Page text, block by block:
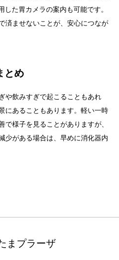
た胃カメラの案内も可能です。
済ませないことが、安心につなが
とめ
や飲みすぎで起こることもあれ
にあることもあります。軽い一時
で様子を見ることがありますが、
少がある場合は、早めに消化器内
まプラーザ